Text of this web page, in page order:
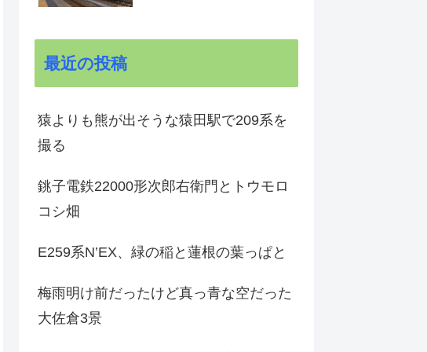
最近の投稿
猿よりも熊が出そうな猿田駅で209系を
撮る
銚子電鉄22000形次郎右衛門とトウモロ
コシ畑
E259系N’EX、緑の稲と蓮根の葉っぱと
梅雨明け前だったけど真っ青な空だった
大佐倉3景